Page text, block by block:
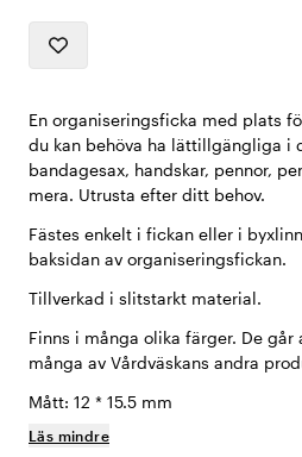
En organiseringsficka med plats
du kan behöva ha lättillgängliga i
bandagesax, handskar, pennor,
mera. Utrusta efter ditt behov.
Fästes enkelt i fickan eller i
baksidan av organiseringsfickan.
Tillverkad i slitstarkt material.
Finns i många olika färger. De
många av Vårdväskans andra
Mått: 12 * 15.5 mm
Läs mindre